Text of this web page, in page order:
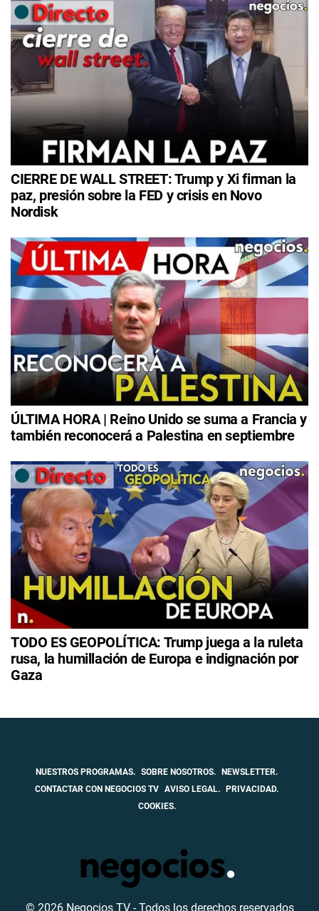
CIERRE DE WALL STREET: Trump y Xi firman la
paz, presión sobre la FED y crisis en Novo
Nordisk
ÚLTIMA HORA | Reino Unido se suma a Francia y
también reconocerá a Palestina en septiembre
TODO ES GEOPOLÍTICA: Trump juega a la ruleta
rusa, la humillación de Europa e indignación por
Gaza
NUESTROS PROGRAMAS. SOBRE NOSOTROS. NEWSLETTER.
CONTACTAR CON NEGOCIOS TV AVISO LEGAL. PRIVACIDAD.
COOKIES.
© 2026 Negocios TV - Todos los derechos reservados